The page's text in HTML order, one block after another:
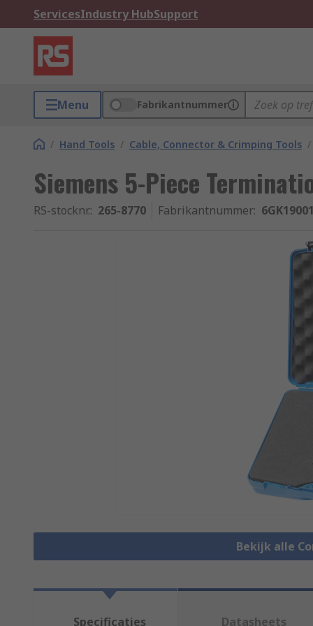
ServicesIndustry HubSupport
Menu Fabrikantnummer
/ Hand Tools / Cable, Connector & Crimping Tools /
Siemens 5-Piece
RS-stocknr.: 265-8770 Fabrikantnummer:
Bekijk alle
Specificaties Datasheets